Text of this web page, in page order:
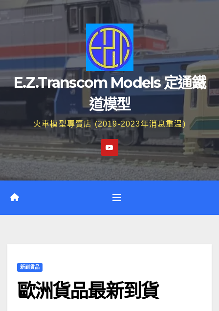
E.Z.Transcom Models 定通鐵
道模型
火車模型專賣店 (2019-2023年消息重温)
新到貨品
歐洲貨品最新到貨